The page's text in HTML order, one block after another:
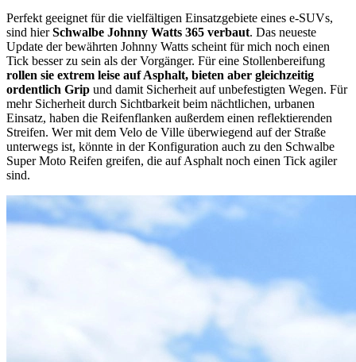
Perfekt geeignet für die vielfältigen Einsatzgebiete eines e-SUVs,
sind hierSchwalbe Johnny Watts 365 verbaut. Das neueste
Update der bewährten Johnny Watts scheint für mich noch einen
Tick besser zu sein als der Vorgänger. Für eine Stollenbereifung
rollen sie extrem leise auf Asphalt, bieten aber gleichzeitig
ordentlich Grip und damit Sicherheit auf unbefestigten Wegen. Für
mehr Sicherheit durch Sichtbarkeit beim nächtlichen, urbanen
Einsatz, haben die Reifenflanken außerdem einen reflektierenden
Streifen. Wer mit dem Velo de Ville überwiegend auf der Straße
unterwegs ist, könnte in der Konfiguration auch zu den Schwalbe
Super Moto Reifen greifen, die auf Asphalt noch einen Tick agiler
sind.